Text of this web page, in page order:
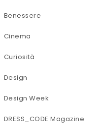
Benessere
Cinema
Curiosità
Design
Design Week
DRESS_CODE Magazine